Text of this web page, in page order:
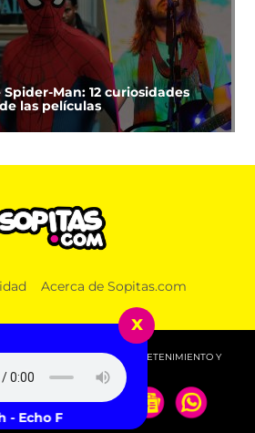
Man: 12 curiosidades
las películas
Acerca de Sopitas.com
NOTICIAS, DEPORTES, ENTRETENIMIENTO Y
x
From The Flames